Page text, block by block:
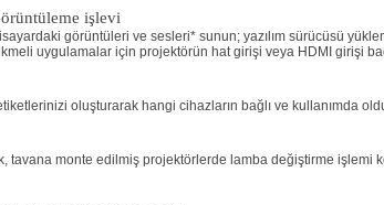
işlevi
görüntüleri ve sesleri* sunun; yazılım sürücüsü
uygulamalar için projektörün hat girişi veya HDMI girişi
oluşturarak hangi cihazların bağlı ve kullanımda
tavana monte edilmiş projektörlerde lamba değiştirme işlemi